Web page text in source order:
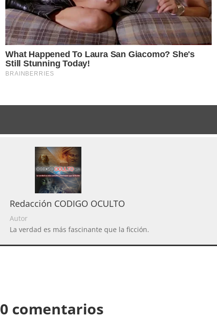
Redacción CODIGO OCULTO
Autor
La verdad es más fascinante que la ficción.
0 comentarios